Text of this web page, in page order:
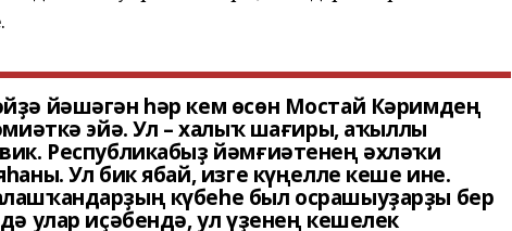
йәшәгән һәр кем өсөн Мостай Кәримдең
эйә. Ул – халыҡ шағиры, аҡыллы
Республикабыҙ йәмғиәтенең әхләҡи
Ул бик ябай, изге күңелле кеше ине.
күбеһе был осрашыуҙарҙы бер
улар иҫәбендә, ул үҙенең кешелек